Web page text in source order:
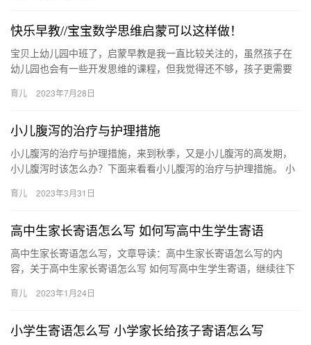
快乐早教//宝宝数学思维启蒙可以这样做！
宝贝上幼儿园中班了，启蒙早教是我一直比较关注的，虽然孩子在
幼儿园也会有一些开发思维的课程，但我觉得还不够，孩子更需要
早教…
育儿 2023年7月28日
小儿腹泻的治疗与护理措施
小儿腹泻的治疗与护理措施，来到秋季，又是小儿腹泻的高发期，
小儿腹泻时该怎么办？下面来看看小儿腹泻的治疗与护理措施。 小
其…
育儿 2023年3月31日
高中生家长寄语怎么写 如何写高中生学生寄语
高中生家长寄语怎么写，文章导读：高中生家长寄语怎么写的内
容，关于高中生家长寄语怎么写 如何写高中生学生寄语，继续往下
中…
育儿 2023年1月24日
小学生寄语怎么写 小学家长给孩子寄语怎么写